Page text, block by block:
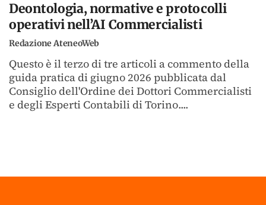
Deontologia, normative e protocolli
operativi nell’AI Commercialisti
Redazione AteneoWeb
Questo è il terzo di tre articoli a commento della
guida pratica di giugno 2026 pubblicata dal
Consiglio dell'Ordine dei Dottori Commercialisti
e degli Esperti Contabili di Torino....